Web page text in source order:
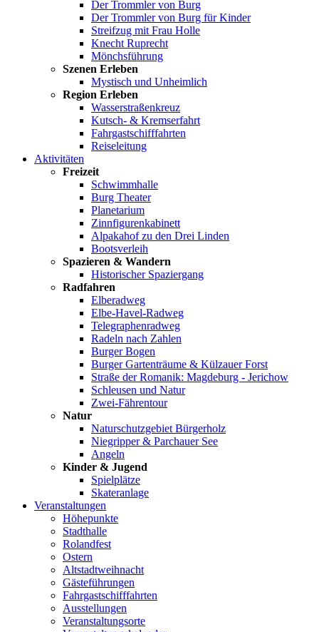
Der Trommler von Burg
Der Trommler von Burg für Kinder
Streifzug mit Frau Holle
Knecht Ruprecht
Mönchsführung
Szenen Erleben
Mystisch und Unheimlich
Region Erleben
Wasserstraßenkreuz
Kutsch- & Kremserfahrt
Fahrgastschifffahrten
Reiseleitung
Aktivitäten
Freizeit
Schwimmhalle
Burg Theater
Planetarium
Zinnfigurenkabinett
Alpakahof zu den Drei Linden
Bootsverleih
Spazieren & Wandern
Historischer Spaziergang
Radfahren
Elberadweg
Elbe-Havel-Radweg
Telegraphenradweg
Radeln nach Zahlen
Burger Bogen
Burger Gartenträume & Külzauer Forst
Straße der Romanik: Magdeburg - Jerichow
Schleusen und Natur
Zwei-Fährentour
Natur
Naturschutzgebiet Bürgerholz
Niegripper & Parchauer See
Angeln
Kinder & Jugend
Spielplätze
Skateranlage
Veranstaltungen
Höhepunkte
Stadthalle
Rolandfest
Ostern
Altstadtweihnacht
Gästeführungen
Fahrgastschifffahrten
Ausstellungen
Veranstaltungsorte